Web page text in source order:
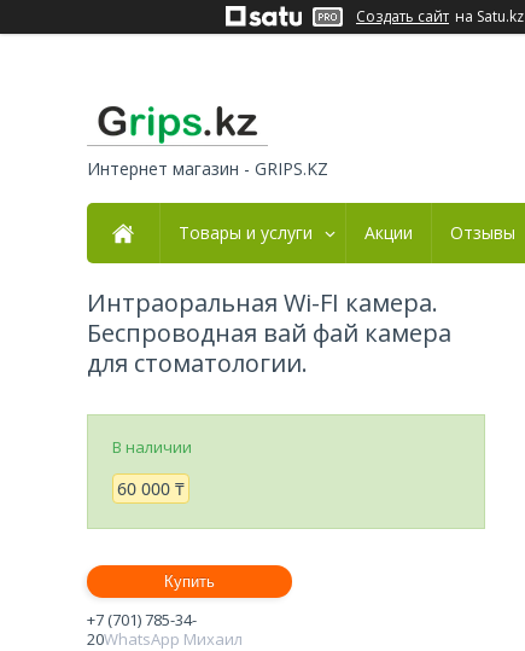
Создать сайт на Satu.kz
Интернет магазин - GRIPS.KZ
Товары и услуги Акции Отзывы
Интраоральная Wi-FI камера.
Беспроводная вай фай камера
для стоматологии.
В наличии
60 000 ₸
Купить
+7 (701) 785-34-
20WhatsApp Михаил